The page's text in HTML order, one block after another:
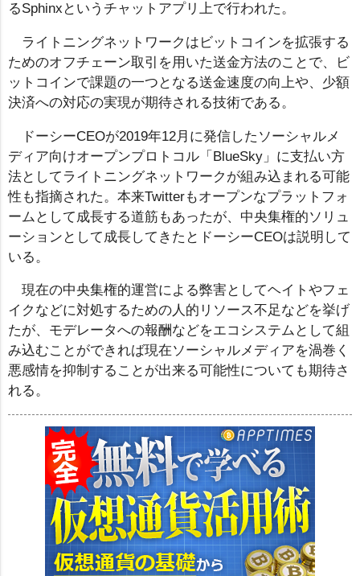
るSphinxというチャットアプリ上で行われた。
ライトニングネットワークはビットコインを拡張する
ためのオフチェーン取引を用いた送金方法のことで、ビ
ットコインで課題の一つとなる送金速度の向上や、少額
決済への対応の実現が期待される技術である。
ドーシーCEOが2019年12月に発信したソーシャルメ
ディア向けオープンプロトコル「BlueSky」に支払い方
法としてライトニングネットワークが組み込まれる可能
性も指摘された。本来Twitterもオープンなプラットフォ
ームとして成長する道筋もあったが、中央集権的ソリュ
ーションとして成長してきたとドーシーCEOは説明して
いる。
現在の中央集権的運営による弊害としてヘイトやフェ
イクなどに対処するための人的リソース不足などを挙げ
たが、モデレータへの報酬などをエコシステムとして組
み込むことができれば現在ソーシャルメディアを渦巻く
悪感情を抑制することが出来る可能性についても期待さ
れる。